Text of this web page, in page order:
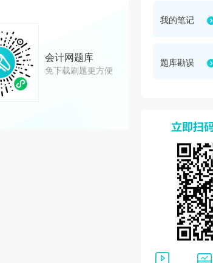
会计网题库
免下载刷题更方便
我的笔记
题库勘误